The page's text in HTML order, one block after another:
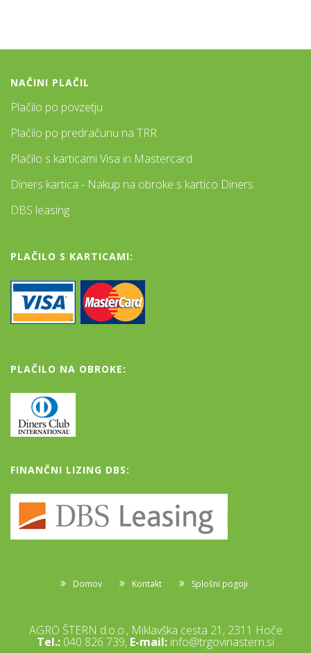
NAČINI PLAČIL
Plačilo po povzetju
Plačilo po predračunu na TRR
Plačilo s karticami Visa in Mastercard.
Diners kartica - Nakup na obroke s kartico Diners
DBS leasing
PLAČILO S KARTICAMI:
PLAČILO NA OBROKE:
FINANČNI LIZING DBS:
Domov Kontakt Splošni pogoji
AGRO ŠTERN d.o.o., Miklavška cesta 21, 2311 Hoče
Tel.: 040 826 739, E-mail: info@trgovinastern.si